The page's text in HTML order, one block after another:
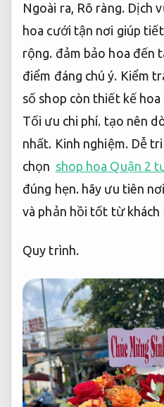
Ngoài ra, Rõ ràng.Dịch
hoa cưới tận nơi giúp
rộng. đảm bảo hoa đến
điểm đáng chú ý. Kiểm
số shop còn thiết kế
Tối ưu chi phí. tạo nên
nhất. Kinh nghiệm. Dễ
chọn shop hoa Quận 2
đúng hẹn.hãy ưu tiên
và phản hồi tốt từ khách
Quy trình.